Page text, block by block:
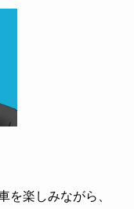
を楽しみながら、